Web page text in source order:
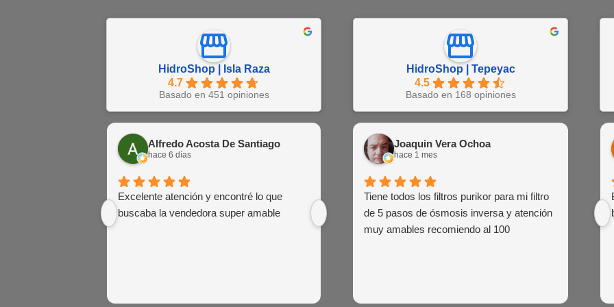
HidroShop | Isla Raza
4.7
Basado en 451 opiniones
Alfredo Acosta De Santiago
hace 6 días
Excelente atención y encontré lo que
buscaba la vendedora super amable
Juan Barajas
hace 1 semana
Buena atención al cliente de las agentes
de venta
Muy
HidroShop | Tepeyac
4.5
Basado en 168 opiniones
Joaquin Vera Ochoa
hace 1 mes
Tiene todos los filtros purikor para mi filtro
de 5 pasos de ósmosis inversa y atención
muy amables recomiendo al 100